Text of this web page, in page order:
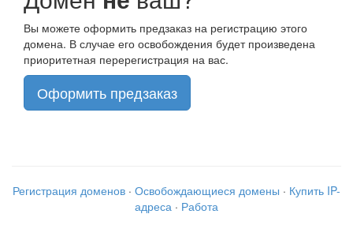
Вы можете оформить предзаказ на регистрацию этого
домена. В случае его освобождения будет произведена
приоритетная перерегистрация на вас.
Оформить предзаказ
Регистрация доменов · Освобождающиеся домены · Купить IP-
адреса · Работа